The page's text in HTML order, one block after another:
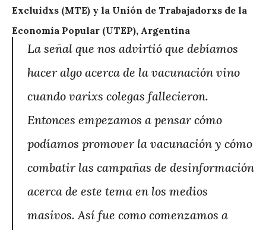
Excluidxs (MTE) y la Unión de Trabajadorxs de la
Economía Popular (UTEP), Argentina
La señal que nos advirtió que debíamos
hacer algo acerca de la vacunación vino
cuando varixs colegas fallecieron.
Entonces empezamos a pensar cómo
podíamos promover la vacunación y cómo
combatir las campañas de desinformación
acerca de este tema en los medios
masivos. Así fue como comenzamos a